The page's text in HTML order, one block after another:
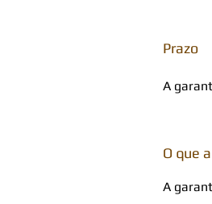
Prazo
A
O que
A